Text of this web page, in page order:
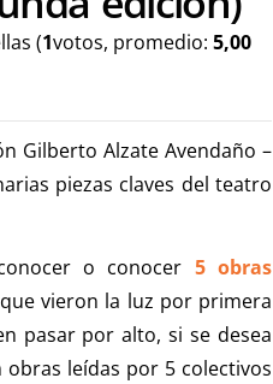
(1votos, promedio: 5,00
Gilberto Alzate Avendaño –
piezas claves del teatro
o conocer 5 obras
vieron la luz por primera
pasar por alto, si se desea
leídas por 5 colectivos